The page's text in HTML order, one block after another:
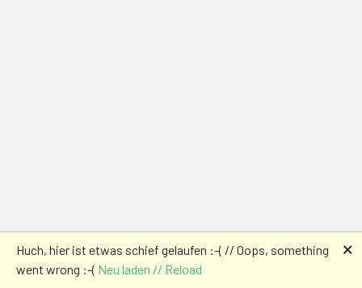
Huch, hier ist etwas schief gelaufen :-( // Oops, something
went wrong :-( Neu laden // Reload
🗙